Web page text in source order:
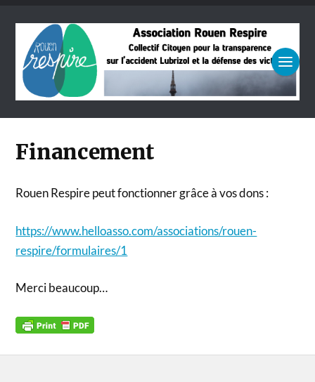
Financement
Rouen Respire peut fonctionner grâce à vos dons :
https://www.helloasso.com/associations/rouen-
respire/formulaires/1
Merci beaucoup…